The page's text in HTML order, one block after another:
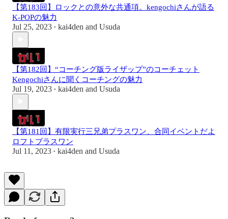
【第183回】ロックとの意外な共通項。kengochiさんが語る
K-POPの魅力
Jul 25, 2023 • kai4den and Usuda
【第182回】“コーチング版ライザップ”のコーチェット
Kengochiさんに聞くコーチングの魅力
Jul 19, 2023 • kai4den and Usuda
【第181回】有限実行三兄弟プラスワン、合同イベントだよ
ロフトプラスワン
Jul 11, 2023 • kai4den and Usuda